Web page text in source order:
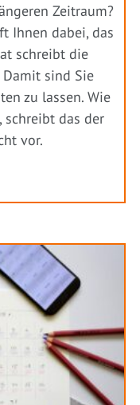
Zeitraum?
Ihnen dabei, das
schreibt die
sind Sie
zu lassen. Wie
schreibt das der
vor.